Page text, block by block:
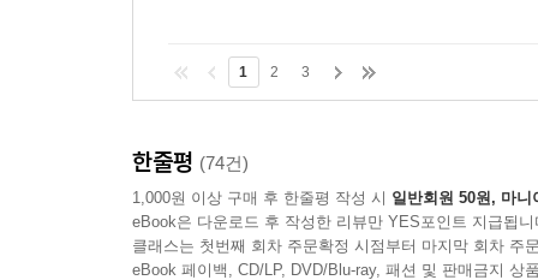
1 2 3
한줄평 (74건)
1,000원 이상 구매 후 한줄평 작성 시 일반회원 50원, 마니
eBook은 다운로드 후 작성한 리뷰만 YES포인트 지급됩니
클래스는 첫번째 회차 주문확정 시점부터 마지막 회차 주
eBook 페이백, CD/LP, DVD/Blu-ray, 패션 및 판매금지 상